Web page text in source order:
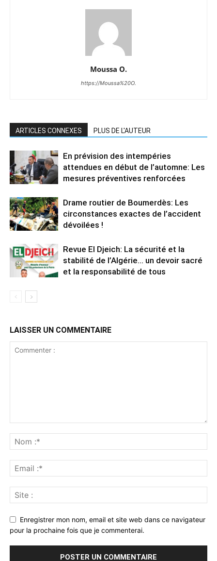
Moussa O.
https://Moussa%20O.
ARTICLES CONNEXES PLUS DE L'AUTEUR
En prévision des intempéries
attendues en début de l’automne: Les
mesures préventives renforcées
Drame routier de Boumerdès: Les
circonstances exactes de l’accident
dévoilées !
Revue El Djeich: La sécurité et la
stabilité de l’Algérie… un devoir sacré
et la responsabilité de tous
LAISSER UN COMMENTAIRE
Enregistrer mon nom, email et site web dans ce navigateur
pour la prochaine fois que je commenterai.